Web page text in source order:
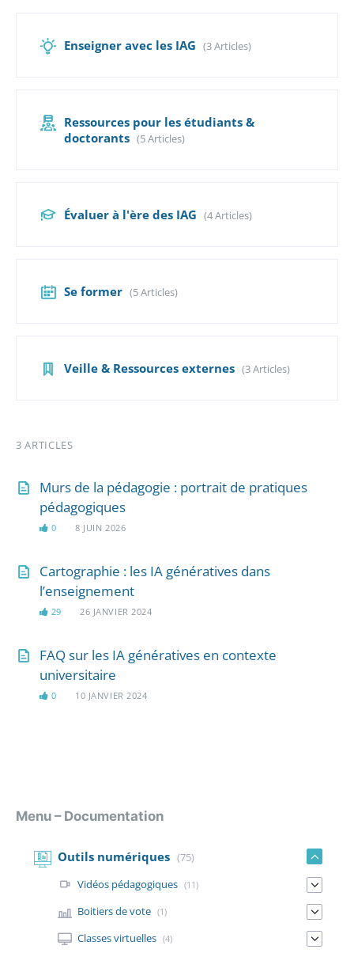
Enseigner avec les IAG (3 Articles)
Ressources pour les étudiants &
doctorants (5 Articles)
Évaluer à l'ère des IAG (4 Articles)
Se former (5 Articles)
Veille & Ressources externes (3 Articles)
3 ARTICLES
Murs de la pédagogie : portrait de pratiques
pédagogiques
0 8 JUIN 2026
Cartographie : les IA génératives dans
l’enseignement
29 26 JANVIER 2024
FAQ sur les IA génératives en contexte
universitaire
0 10 JANVIER 2024
Menu – Documentation
Outils numériques (75)
Vidéos pédagogiques (11)
Boitiers de vote (1)
Classes virtuelles (4)